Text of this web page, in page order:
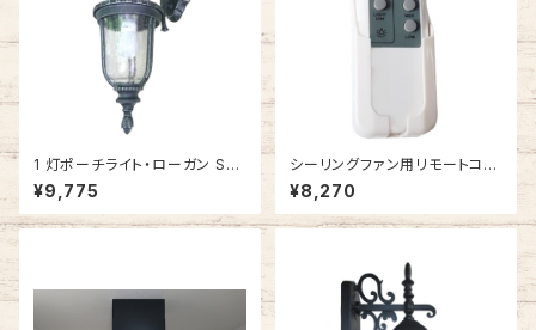
1 灯ポーチライト・ローガン SB
(シルバーブラック・下向き) #IM
-0051WD-SB
¥9,775
シーリングファン用リモートコン
トローラー #154088
¥8,270